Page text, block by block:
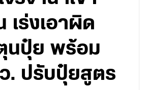
เร่งเอาผิด
นปุ๋ย พร้อม
. ปรับปุ๋ยสูตร